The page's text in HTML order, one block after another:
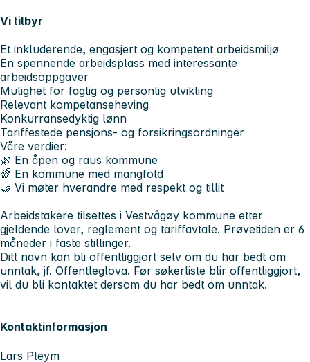
Vi tilbyr
Et inkluderende, engasjert og kompetent arbeidsmiljø
En spennende arbeidsplass med interessante
arbeidsoppgaver
Mulighet for faglig og personlig utvikling
Relevant kompetanseheving
Konkurransedyktig lønn
Tariffestede pensjons- og forsikringsordninger
Våre verdier:
🌿 En åpen og raus kommune
🌈 En kommune med mangfold
🤝 Vi møter hverandre med respekt og tillit
Arbeidstakere tilsettes i Vestvågøy kommune etter
gjeldende lover, reglement og tariffavtale. Prøvetiden er 6
måneder i faste stillinger.
Ditt navn kan bli offentliggjort selv om du har bedt om
unntak, jf. Offentleglova. Før søkerliste blir offentliggjort,
vil du bli kontaktet dersom du har bedt om unntak.
Kontaktinformasjon
Lars Pleym